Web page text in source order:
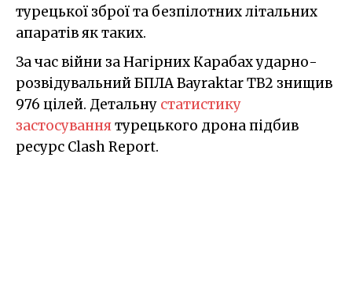
турецької зброї та безпілотних літальних
апаратів як таких.
За час війни за Нагірних Карабах ударно-
розвідувальний БПЛА Bayraktar TB2 знищив
976 цілей. Детальну статистику
застосуваннятурецького дрона підбив
ресурс Clash Report.